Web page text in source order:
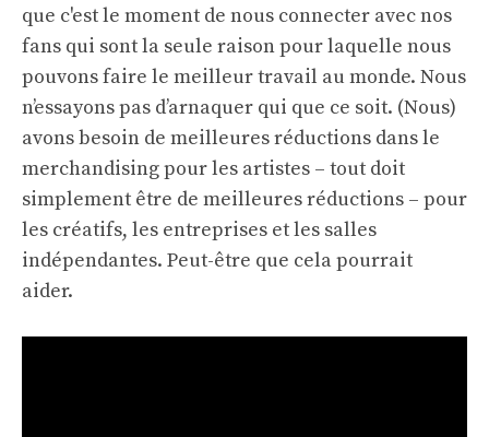
que c'est le moment de nous connecter avec nos
fans qui sont la seule raison pour laquelle nous
pouvons faire le meilleur travail au monde. Nous
n’essayons pas d’arnaquer qui que ce soit. (Nous)
avons besoin de meilleures réductions dans le
merchandising pour les artistes – tout doit
simplement être de meilleures réductions – pour
les créatifs, les entreprises et les salles
indépendantes. Peut-être que cela pourrait
aider.